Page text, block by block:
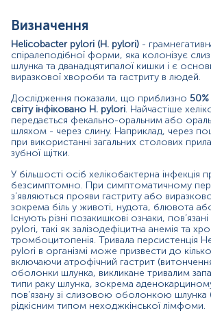
реакції для виявлення ДНК H. pylori у
або рідини. Аналіз є високочутливим і
навіть невелику кількість ДНК, що
ефективним інструментом для
ПЛР-тест
зразка біоптату слизової
одним з найефективніших методів
виявлення наявності інфекції, цей тест
щодо присутності факторів
також інформацію щодо антимікробної
резистентності за допомогою
секвенування ДНК. Оскільки
ліків зростає в усьому світі та є
неефективності лікування, збільшується
тестуванні чутливості до антимікробних
перед початком лікування. ПЛР-тест
гені 23S рРНК, які пов’язані з
резистентністю до кларитроміцину -
основних препаратів для лікування H.
з ПЛР-тестуванням калу, який містить
коменсальні бактерії, що збільшують
хибнонегативних та хибнопозитивних
даний тест має більшу чутливість та
Визначення
Helicobacter pylori (H. pylori) -
спіралеподібної форми, яка колонізує
шлунка та дванадцятипалої кишки і є
виразкової хвороби та гастриту в людей.
Дослідження показали, що приблизно 50%
світу інфіковано H. pylori. Найчастіше
передається фекально-оральним або
шляхом - через слину. Наприклад, через
при використанні загальних столових
зубної щітки.
У більшості осіб хелікобактерна інфекція
безсимптомно. При симптоматичному
з’являються прояви гастриту або
зокрема біль у животі, нудота, блювота
Існують різні позакишкові ознаки,
pylori, такі як залізодефіцитна анемія та
тромбоцитопенія. Тривала персистенція
pylori в організмі може призвести до
включаючи атрофічний гастрит
оболонки шлунка, викликане тривалим
типи раку шлунка, зокрема
пов’язану зі слизовою оболонкою шлунка
рідкісним типом неходжкінської лімфоми.